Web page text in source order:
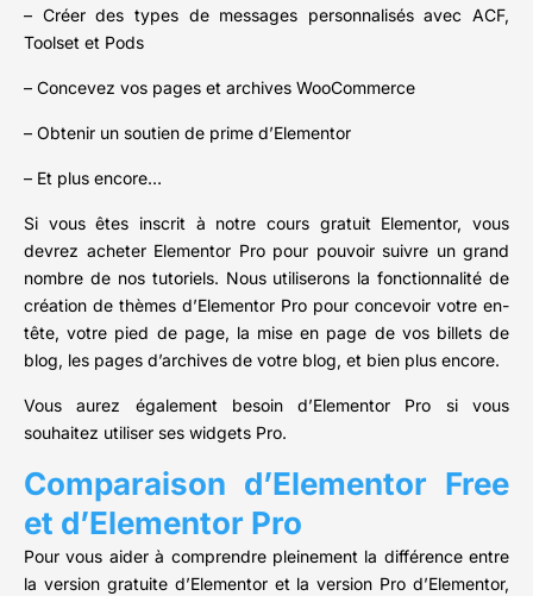
– Créer des types de messages personnalisés avec ACF,
Toolset et Pods
– Concevez vos pages et archives WooCommerce
– Obtenir un soutien de prime d’Elementor
– Et plus encore…
Si vous êtes inscrit à notre cours gratuit Elementor, vous
devrez acheter Elementor Pro pour pouvoir suivre un grand
nombre de nos tutoriels. Nous utiliserons la fonctionnalité de
création de thèmes d’Elementor Pro pour concevoir votre en-
tête, votre pied de page, la mise en page de vos billets de
blog, les pages d’archives de votre blog, et bien plus encore.
Vous aurez également besoin d’Elementor Pro si vous
souhaitez utiliser ses widgets Pro.
Comparaison d’Elementor Free
et d’Elementor Pro
Pour vous aider à comprendre pleinement la différence entre
la version gratuite d’Elementor et la version Pro d’Elementor,